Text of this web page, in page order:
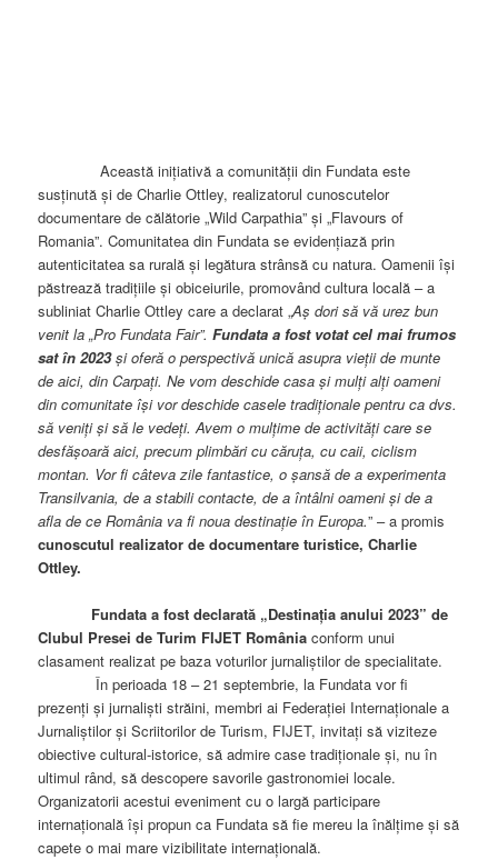
Această inițiativă a comunității din Fundata este
susținută și de Charlie Ottley, realizatorul cunoscutelor
documentare de călătorie „Wild Carpathia” și „Flavours of
Romania”. Comunitatea din Fundata se evidențiază prin
autenticitatea sa rurală și legătura strânsă cu natura. Oamenii își
păstrează tradițiile și obiceiurile, promovând cultura locală – a
subliniat Charlie Ottley care a declarat „Aş dori să vă urez bun
venit la „Pro Fundata Fair”.Fundata a fost votat cel mai frumos
sat în 2023și oferă o perspectivă unică asupra vieții de munte
de aici, din Carpați. Ne vom deschide casa și mulți alți oameni
din comunitate își vor deschide casele tradiționale pentru ca dvs.
să veniţi şi să le vedeţi. Avem o mulţime de activităţi care se
desfăşoară aici, precum plimbări cu căruţa, cu caii, ciclism
montan. Vor fi câteva zile fantastice, o șansă de a experimenta
Transilvania, de a stabili contacte, de a întâlni oameni și de a
afla de ce România va fi noua destinație în Europa.” – a promis
cunoscutul realizator de documentare turistice, Charlie
Ottley.
Fundata a fost declarată „Destinația anului 2023” de
Clubul Presei de Turim FIJET România conform unui
clasament realizat pe baza voturilor jurnaliștilor de specialitate.
În perioada 18 – 21 septembrie, la Fundata vor fi
prezenți şi jurnaliști străini, membri ai Federației Internaționale a
Jurnaliștilor și Scriitorilor de Turism, FIJET, invitați să viziteze
obiective cultural-istorice, să admire case tradiționale și, nu în
ultimul rând, să descopere savorile gastronomiei locale.
Organizatorii acestui eveniment cu o largă participare
internațională își propun ca Fundata să fie mereu la înălțime și să
capete o mai mare vizibilitate internațională.